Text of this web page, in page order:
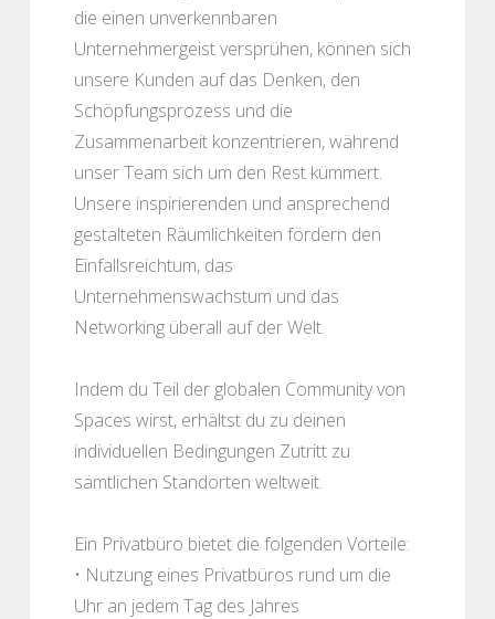
die einen unverkennbaren
Unternehmergeist versprühen, können sich
unsere Kunden auf das Denken, den
Schöpfungsprozess und die
Zusammenarbeit konzentrieren, während
unser Team sich um den Rest kümmert.
Unsere inspirierenden und ansprechend
gestalteten Räumlichkeiten fördern den
Einfallsreichtum, das
Unternehmenswachstum und das
Networking überall auf der Welt.
Indem du Teil der globalen Community von
Spaces wirst, erhältst du zu deinen
individuellen Bedingungen Zutritt zu
sämtlichen Standorten weltweit.
Ein Privatbüro bietet die folgenden Vorteile:
• Nutzung eines Privatbüros rund um die
Uhr an jedem Tag des Jahres